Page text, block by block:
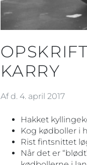
KARRY
Af d. 4. april 2017
Hakket
Kog kødboller i
Rist fintsnittet
Når det er